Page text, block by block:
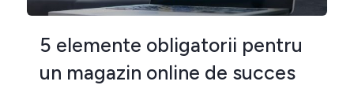
5 elemente obligatorii pentru
un magazin online de succes